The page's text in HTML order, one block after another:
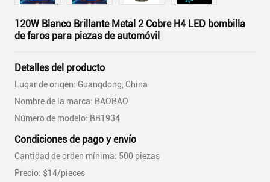
120W Blanco Brillante Metal 2 Cobre H4 LED bombilla
de faros para piezas de automóvil
Detalles del producto
Lugar de origen: Guangdong, China
Nombre de la marca: BAOBAO
Número de modelo: BB1934
Condiciones de pago y envío
Cantidad de orden mínima: 500 piezas
Precio: $14/pieces